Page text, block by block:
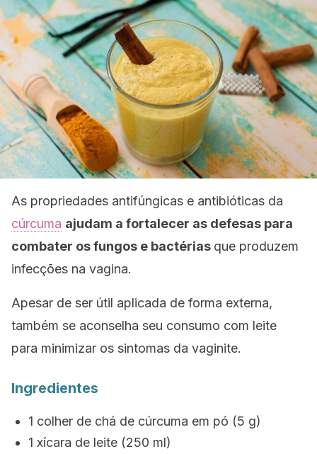
As propriedades antifúngicas e antibióticas da
cúrcuma ajudam a fortalecer as defesas para
combater os fungos e bactérias que produzem
infecções na vagina.
Apesar de ser útil aplicada de forma externa,
também se aconselha seu consumo com leite
para minimizar os sintomas da vaginite.
Ingredientes
1 colher de chá de cúrcuma em pó (5 g)
1 xícara de leite (250 ml)